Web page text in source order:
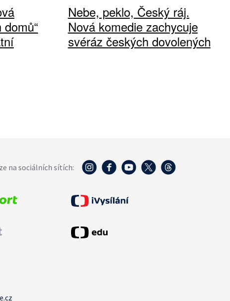
Nebe, peklo, Český ráj.
Nová komedie zachycuje
svéráz českých dovolených
na sociálních sítích: